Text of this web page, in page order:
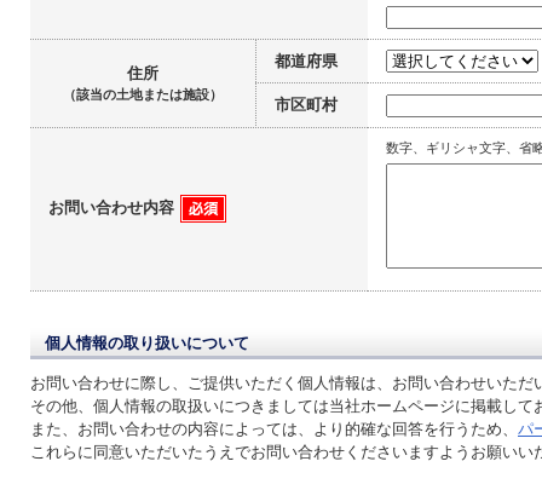
住所
（該当の土地または施設）
都道府県
市区町村
お問い合わせ内容
数字、ギリシャ文字、省
個人情報の取り扱いについて
お問い合わせに際し、ご提供いただく個人情報は、お問い合わせいた
その他、個人情報の取扱いにつきましては当社ホームページに掲載して
また、お問い合わせの内容によっては、より的確な回答を行うため、 パ
これらに同意いただいたうえでお問い合わせくださいますようお願いい